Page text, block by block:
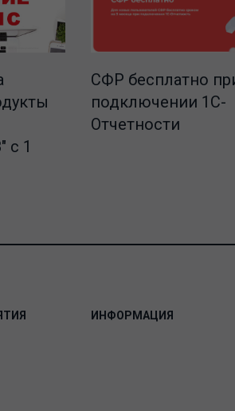
с 1
СФР бесплатно
подключении 1С-
Отчетности
ИНФОРМАЦИЯ